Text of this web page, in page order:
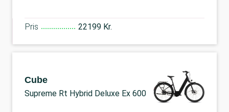
Pris 22199 Kr.
Cube
Supreme Rt Hybrid Deluxe Ex 600